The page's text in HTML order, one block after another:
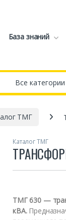
База знаний
ТМГ
Каталог ТМГ
ТМГ 630 —
кВА.